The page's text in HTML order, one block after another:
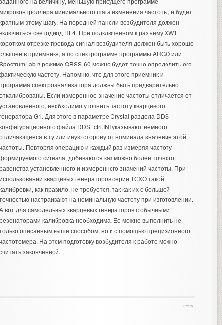
минимального шага изменения частоты, и будет
этому шагу. На передней панели возбудителя должен
светодиод HL4. При подключенном к разъему XW1
отрезке провода сигнал возбудителя должен быть хорошо
в приемнике, а по спектрограмме программы ARGO или
в режиме QRSS-60 можно будет точно определить его
частоту. Напомню, что для этого приемник и
спектроанализатора должны быть предварительно
Если измеренное значение частоты отличается от
необходимо уточнить частоту кварцевого
G1. Для этого в параметре Crystal раздела DDS
файла DDS_ctrl.INI указывают немного
в ту или иную сторону от номинала значение этой
Повторяя операцию и каждый раз измеряя частоту
сигнала, добиваются как можно более точного
установленного и измеренного значений частоты. При
кварцевых генераторов серии ТСХО такой
как правило, не требуется, так как их с большой
настраивают на номинальную частоту при изготовлении.
вот для самодельных кварцевых генераторов с обычными
калибровка необходима. Ее можно выполнить не
описанным выше способом, но и с помощью прецизионного
На этом подготовку возбудителя к работе можно
законченной.
теги: